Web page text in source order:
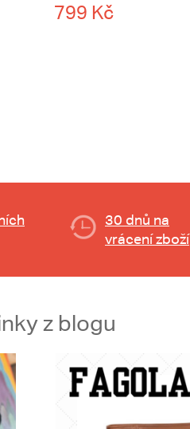
799 Kč
30 dnů na
vrácení zboží
z blogu